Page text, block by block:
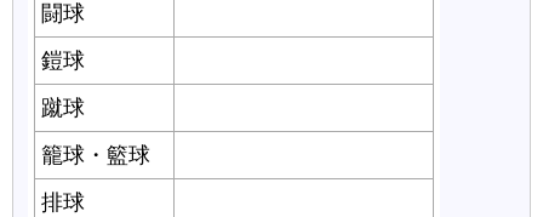
闘球
鎧球
蹴球
籠球・籃球
排球